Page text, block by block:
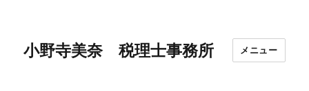
小野寺美奈 税理士事務所 メニュー